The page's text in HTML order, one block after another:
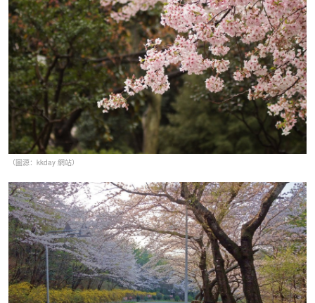
（圖源：kkday 網站）